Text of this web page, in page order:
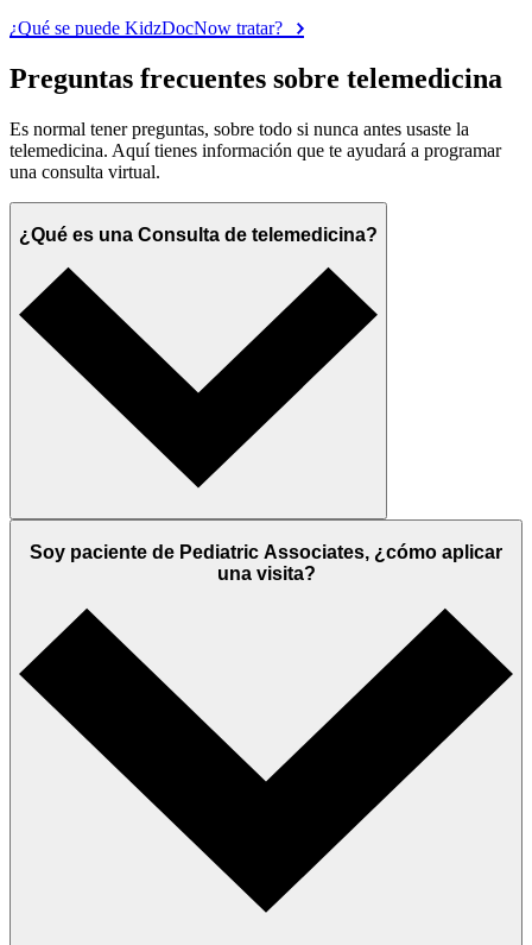
¿Qué se puede KidzDocNow tratar?
Preguntas frecuentes sobre telemedicina
Es normal tener preguntas, sobre todo si nunca antes usaste la
telemedicina. Aquí tienes información que te ayudará a programar
una consulta virtual.
¿Qué es una Consulta de telemedicina?
Soy paciente de Pediatric Associates, ¿cómo aplicar
una visita?